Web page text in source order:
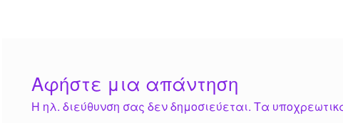
Αφήστε μια απάντηση
Η ηλ. διεύθυνση σας δεν δημοσιεύεται. Τα